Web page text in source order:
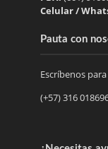
Celular /
Pauta con
Escríbenos
(+57) 316